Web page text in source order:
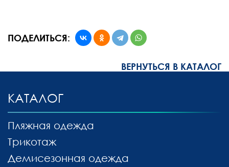
ПОДЕЛИТЬСЯ:
ВЕРНУТЬСЯ В КАТАЛОГ
КАТАЛОГ
Пляжная одежда
Трикотаж
Демисезонная одежда